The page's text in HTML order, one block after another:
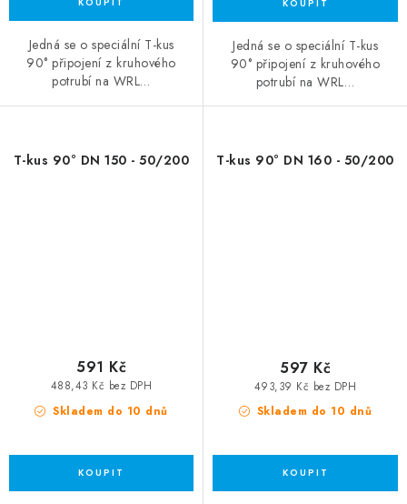
Jedná se o speciální T-kus
90° připojení z kruhového
potrubí na WRL…
Jedná se o speciální T-kus
90° připojení z kruhového
potrubí na WRL…
T-kus 90° DN 150 - 50/200
Skladem do 10 dnů
488,43 Kč bez DPH
591 Kč
T-kus 90° DN 160 - 50/200
Skladem do 10 dnů
493,39 Kč bez DPH
597 Kč